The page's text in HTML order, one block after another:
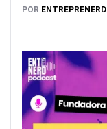
POR ENTREPRENERD